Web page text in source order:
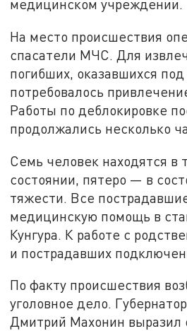
медицинском учреждении.
На место происшествия
спасатели МЧС. Для
погибших, оказавшихся под
потребовалось
Работы по деблокировке
продолжались несколько
Семь человек находятся в
состоянии, пятеро — в
тяжести. Все
медицинскую помощь в
Кунгура. К работе с
и пострадавших
По факту происшествия
уголовное дело.
Дмитрий Махонин выразил